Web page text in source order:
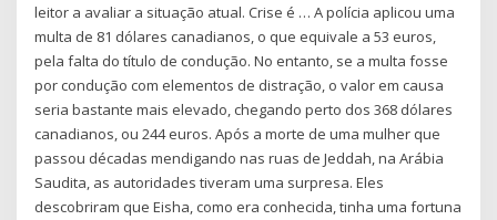
leitor a avaliar a situação atual. Crise é … A polícia aplicou uma
multa de 81 dólares canadianos, o que equivale a 53 euros,
pela falta do título de condução. No entanto, se a multa fosse
por condução com elementos de distração, o valor em causa
seria bastante mais elevado, chegando perto dos 368 dólares
canadianos, ou 244 euros. Após a morte de uma mulher que
passou décadas mendigando nas ruas de Jeddah, na Arábia
Saudita, as autoridades tiveram uma surpresa. Eles
descobriram que Eisha, como era conhecida, tinha uma fortuna